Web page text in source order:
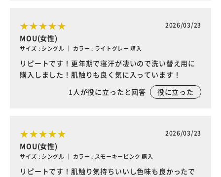
2026/03/23
MOU(女性)
サイズ : シングル ｜ カラー : ライトグレー 購入
リピートです！更年期で寝汗が凄いので洗い替え用に
購入しました！肌触りも良く気に入っています！
1人が役に立ったと回答 役に立った
2026/03/23
MOU(女性)
サイズ : シングル ｜ カラー : スモーキーピンク 購入
リピートです！肌触り気持ちいいし色味も良かったで